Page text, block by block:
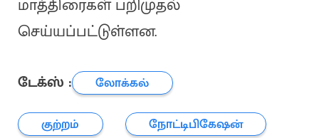
மாத்திரைகள் பறிமுதல்
செய்யப்பட்டுள்ளன.
டேக்ஸ் :
லோக்கல்
குற்றம்
நோட்டிபிகேஷன்